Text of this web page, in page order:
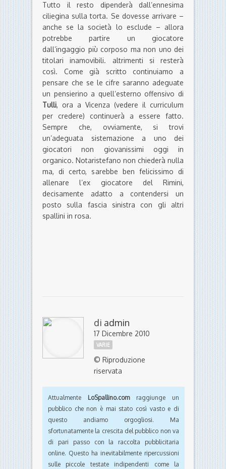
Tutto il resto dipenderà dall’ennesima
ciliegina sulla torta. Se dovesse arrivare –
anche se la società lo esclude – allora
potrebbe partire un giocatore
dall’ingaggio più corposo ma non uno dei
titolari inamovibili. altrimenti si resterà
così. Come già scritto continuiamo a
pensare che se le cifre saranno adeguate
un pensierino a quell’esterno offensivo di
Tulli, ora a Vicenza (vedere il curriculum
per credere) continuerà a essere fatto.
Sempre che, ovviamente, si trovi
un’adeguata sistemazione a uno dei
giocatori non giovanissimi oggi in
organico. Notaristefano non chiederà nulla
ma, di certo, sarebbe ben felicissimo di
allenare l’ex giocatore del Rimini,
decisamente adatto a contendersi un
posto sulla fascia sinistra con gli altri
spallini in rosa.
di admin
17 Dicembre 2010
VARIE
© Riproduzione
riservata
Attualmente LoSpallino.comraggiunge un
pubblico che non è mai stato così vasto e di
questo andiamo orgogliosi. Ma
sfortunatamente la crescita del pubblico non va
di pari passo con la raccolta pubblicitaria
online. Questo ha inevitabilmente ripercussioni
sulle piccole testate indipendenti come la